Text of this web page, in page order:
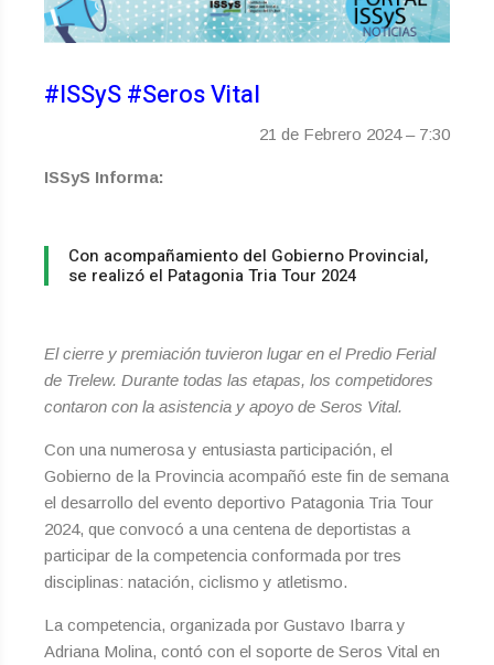
#ISSyS #Seros Vital
21 de Febrero 2024 – 7:30
ISSyS Informa:
Con acompañamiento del Gobierno Provincial,
se realizó el Patagonia Tria Tour 2024
El cierre y premiación tuvieron lugar en el Predio Ferial
de Trelew. Durante todas las etapas, los competidores
contaron con la asistencia y apoyo de Seros Vital.
Con una numerosa y entusiasta participación, el
Gobierno de la Provincia acompañó este fin de semana
el desarrollo del evento deportivo Patagonia Tria Tour
2024, que convocó a una centena de deportistas a
participar de la competencia conformada por tres
disciplinas: natación, ciclismo y atletismo.
La competencia, organizada por Gustavo Ibarra y
Adriana Molina, contó con el soporte de Seros Vital en